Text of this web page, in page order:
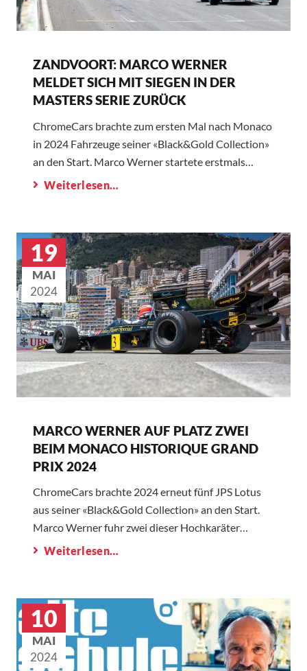
ZANDVOORT: MARCO WERNER
MELDET SICH MIT SIEGEN IN DER
MASTERS SERIE ZURÜCK
ChromeCars brachte zum ersten Mal nach Monaco
in 2024 Fahrzeuge seiner «Black&Gold Collection»
an den Start. Marco Werner startete erstmals…
Weiterlesen…
19
MAI
2024
MARCO WERNER AUF PLATZ ZWEI
BEIM MONACO HISTORIQUE GRAND
PRIX 2024
ChromeCars brachte 2024 erneut fünf JPS Lotus
aus seiner «Black&Gold Collection» an den Start.
Marco Werner fuhr zwei dieser Hochkaräter…
Weiterlesen…
10
MAI
2024